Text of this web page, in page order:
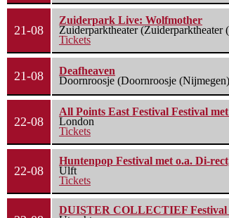
21-08
Zuiderpark Live: Wolfmother
Zuiderparktheater (Zuiderparktheater
Tickets
21-08
Deafheaven
Doornroosje (Doornroosje
22-08
All Points East Festival Festival
London
Tickets
22-08
Huntenpop Festival met o.a. Di-
Ulft
Tickets
DUISTER COLLECTIEF Festival